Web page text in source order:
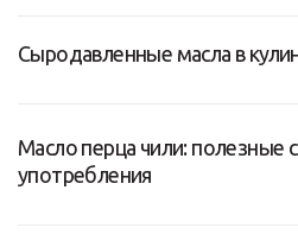
Сыродавленные масла в
Масло перца чили: полезные
употребления